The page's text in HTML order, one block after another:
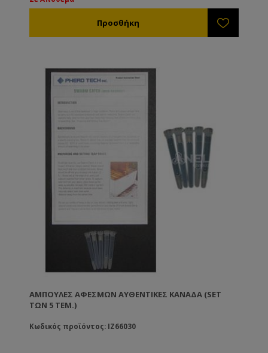
ΑΜΠΟΎΛΕΣ ΑΦΕΣΜΏΝ ΑΥΘΕΝΤΙΚΈΣ ΚΑΝΑΔΆ (SET
ΤΩΝ 5 ΤΕΜ.)
Κωδικός προϊόντος: IZ66030